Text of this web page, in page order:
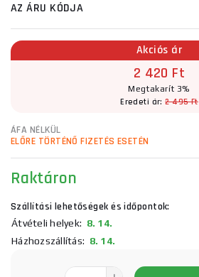
AZ ÁRU KÓDJA
Akciós ár
2 420 Ft
Megtakarít 3%
Eredeti ár:2 495 Ft
ÁFA NÉLKÜL
ELŐRE TÖRTÉNŐ FIZETÉS ESETÉN
Raktáron
Szállítási lehetőségek és időpontok:
Átvételi helyek: 8. 14.
Házhozszállítás: 8. 14.